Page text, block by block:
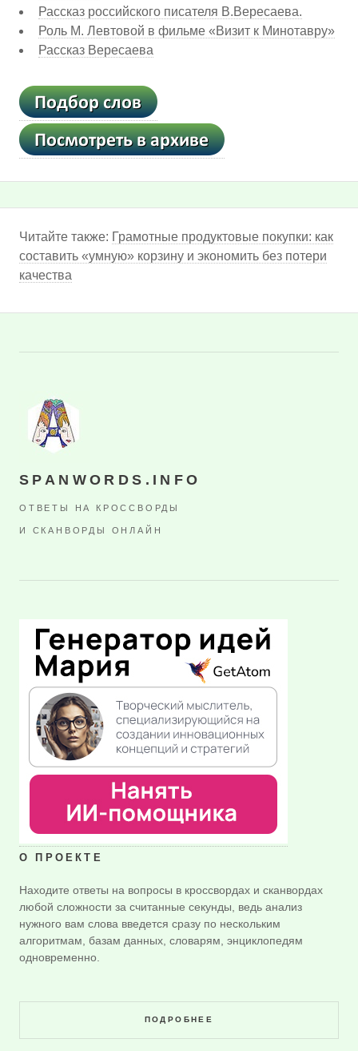
Рассказ российского писателя В.Вересаева.
Роль М. Левтовой в фильме «Визит к Минотавру»
Рассказ Вересаева
Читайте также: Грамотные продуктовые покупки: как
составить «умную» корзину и экономить без потери
качества
SPANWORDS.INFO
ОТВЕТЫ НА КРОССВОРДЫ
И СКАНВОРДЫ ОНЛАЙН
О ПРОЕКТЕ
Находите ответы на вопросы в кроссвордах и сканвордах
любой сложности за считанные секунды, ведь анализ
нужного вам слова введется сразу по нескольким
алгоритмам, базам данных, словарям, энциклопедям
одновременно.
ПОДРОБНЕЕ